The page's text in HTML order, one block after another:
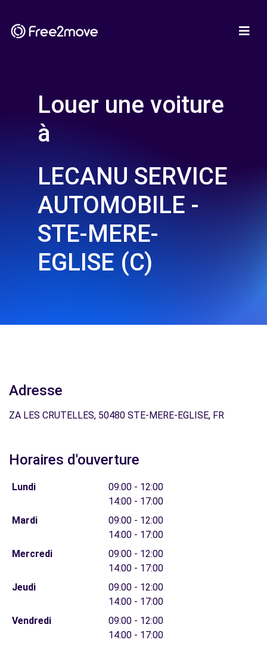
Louer une voiture
à
LECANU SERVICE
AUTOMOBILE -
STE-MERE-
EGLISE (C)
Adresse
ZA LES CRUTELLES, 50480 STE-MERE-EGLISE, FR
Horaires d'ouverture
Lundi
09:00 - 12:00
14:00 - 17:00
Mardi
09:00 - 12:00
14:00 - 17:00
Mercredi
09:00 - 12:00
14:00 - 17:00
Jeudi
09:00 - 12:00
14:00 - 17:00
Vendredi
09:00 - 12:00
14:00 - 17:00